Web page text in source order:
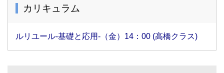
カリキュラム
ルリユール-基礎と応用-（金）14：00 (高橋クラス)